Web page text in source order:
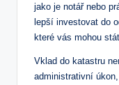
jako je notář nebo
lepší⁤ investovat do
které vás mohou
Vklad do⁣ katastru
administrativní